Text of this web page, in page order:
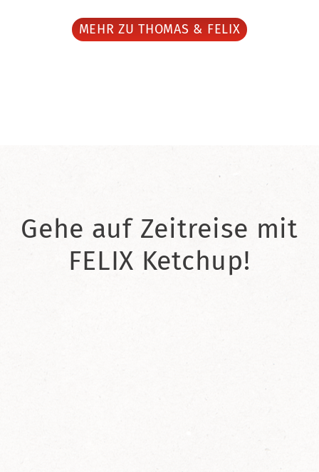
MEHR ZU THOMAS & FELIX
Gehe auf Zeitreise mit
FELIX Ketchup!